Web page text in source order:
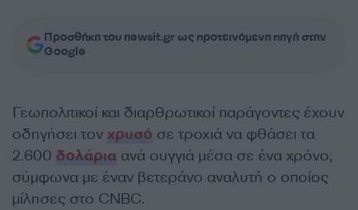
Προσθήκη του newsit.gr ως προτεινόμενη πηγή στην
Google
Γεωπολιτικοί και διαρθρωτικοί παράγοντες έχουν
οδηγήσει τον χρυσό σε τροχιά να φθάσει τα
2.600 δολάρια ανά ουγγιά μέσα σε ένα χρόνο,
σύμφωνα με έναν βετεράνο αναλυτή ο οποίος
μίλησες στο CNBC.